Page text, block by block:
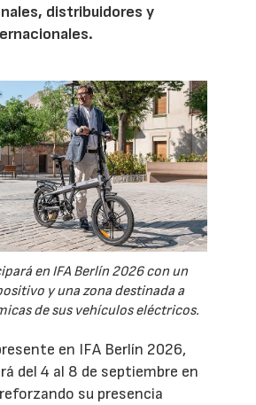
distribuidores y
en IFA Berlín 2026 con un
y una zona destinada a
de sus vehículos eléctricos.
en IFA Berlín 2026,
del 4 al 8 de septiembre en
su presencia